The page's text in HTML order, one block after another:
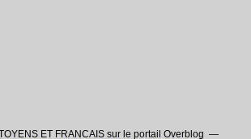
ET FRANCAIS sur le portail Overblog